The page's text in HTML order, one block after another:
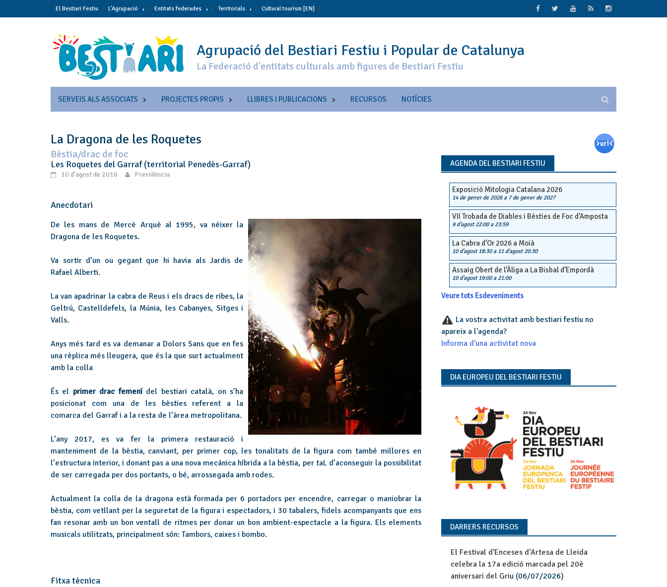
to
El Bestiari Festiu L’Agrupació Entitats federades Territorials Cultural tourism [EN]
Agrupació del Bestiari Festiu i Popular de Catalunya
La Federació d'entitats culturals amb figures de Bestiari Festiu
SERVEIS ALS ASSOCIATS PROJECTES PROPIS LLIBRES I PUBLICACIONS RECURSOS NOTÍCIES
La Dragona de les Roquetes
Bèstia/drac de foc
Les Roquetes del Garraf (territorial Penedès-Garraf)
10 d'agost de 2016 Presidència
Anecdotari
De les mans de Mercè Arquè al 1995, va néixer la
Dragona de les Roquetes.
Va sortir d’un ou gegant que hi havia als Jardis de
Rafael Alberti.
La van apadrinar la cabra de Reus i els dracs de ribes, la
Geltrú, Castelldefels, la Múnia, les Cabanyes, Sitges i
Valls.
Anys més tard es va demanar a Dolors Sans que en fes
una rèplica més lleugera, que és la que surt actualment
amb la colla
És el primer drac femenídel bestiari català, on s’ha
posicionat com una de les bèsties referent a la
comarca del Garraf i a la resta de l’àrea metropolitana.
L’any 2017, es va fer la primera restauració i
manteniment de la bèstia, canviant, per primer cop, les tonalitats de la figura com també millores en
l’estructura interior, i donant pas a una nova mecánica híbrida a la bèstia, per taL d’aconseguir la possibilitat
de ser carregada per dos portants, o bé, arrossegada amb rodes.
Actualment la colla de la dragona està formada per 6 portadors per encendre, carregar o maniobrar la
bèstia, com vetllant per la seguretat de la figura i espectadors, i 30 tabalers, fidels acompanyants que ens
fan resonar amb un bon ventall de ritmes per donar un bon ambient-espectacle a la figura. Els elements
musicals utilitzats, principalment són: Tambors, caixes i bombo.
Fitxa tècnica
AGENDA DEL BESTIARI FESTIU
Exposició Mitologia Catalana 2026
14 de gener de 2026a 7 de gener de 2027
VII Trobada de Diables i Bèsties de Foc d’Amposta
9 d'agost 22:00a 23:59
La Cabra d’Or 2026 a Moià
10 d'agost 18:30a 11 d'agost 20:30
Assaig Obert de l’Àliga a La Bisbal d’Empordà
10 d'agost 19:00a 21:00
Veure tots Esdeveniments
La vostra activitat amb bestiari festiu no
apareix a l'agenda?
Informa d'una activitat nova
DIA EUROPEU DEL BESTIARI FESTIU
DARRERS RECURSOS
El Festival d'Enceses d'Artesa de Lleida
celebra la 17a edició marcada pel 20è
aniversari del Griu(06/07/2026)